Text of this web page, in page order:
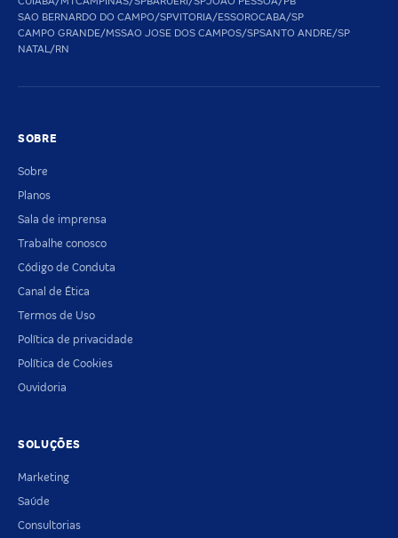
SAO BERNARDO DO CAMPO/SPVITORIA/ESSOROCABA/SP
CAMPO GRANDE/MSSAO JOSE DOS CAMPOS/SPSANTO ANDRE/SP
NATAL/RN
SOBRE
Sobre
Planos
Sala de imprensa
Trabalhe conosco
Código de Conduta
Canal de Ética
Termos de Uso
Política de privacidade
Política de Cookies
Ouvidoria
SOLUÇÕES
Marketing
Saúde
Consultorias